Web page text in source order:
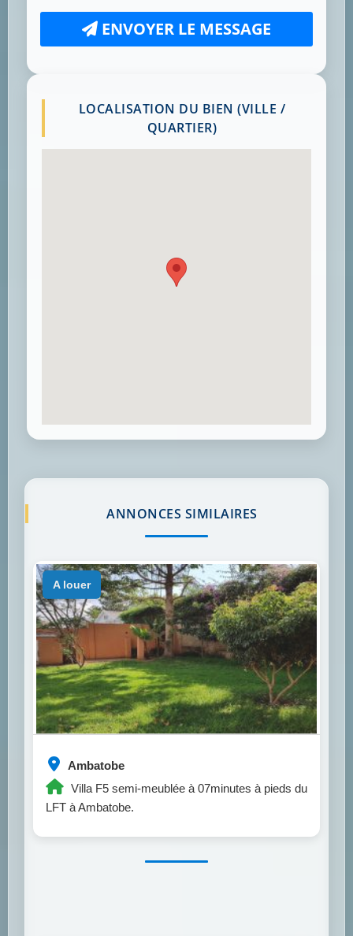
ENVOYER LE MESSAGE
LOCALISATION DU BIEN (VILLE /
QUARTIER)
ANNONCES SIMILAIRES
Ambatobe
Villa F5 semi-meublée à 07minutes à pieds du
LFT à Ambatobe.
a louer